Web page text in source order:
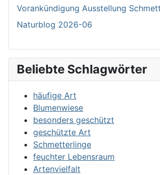
Vorankündigung Ausstellung
Naturblog 2026-06
Beliebte Schlagwörter
häufige Art
Blumenwiese
besonders geschützt
geschützte Art
Schmetterlinge
feuchter Lebensraum
Artenvielfalt